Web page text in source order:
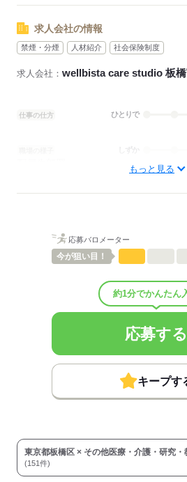
求人会社の情報
禁煙・分煙 人材紹介 社会保険制度
求人会社： wellbista care studio 板
仕事の仕方 ひとりで
※加入保険は勤務日数に応じて変動（法定
◆制服貸与
◆予防接種補助金制度
◆食事補助
■その他手当：
送迎業務兼務 時給 1,450円
▼給与詳細
処遇改善手当：200円/時
寸志あり：年2回（6月・12月）
※業績による
もっと見る
応募バロメーター
今が狙い目！
約1分でかんたん
応募する
キープす
東京都板橋区 × その他医療・介護・研究
(151件)